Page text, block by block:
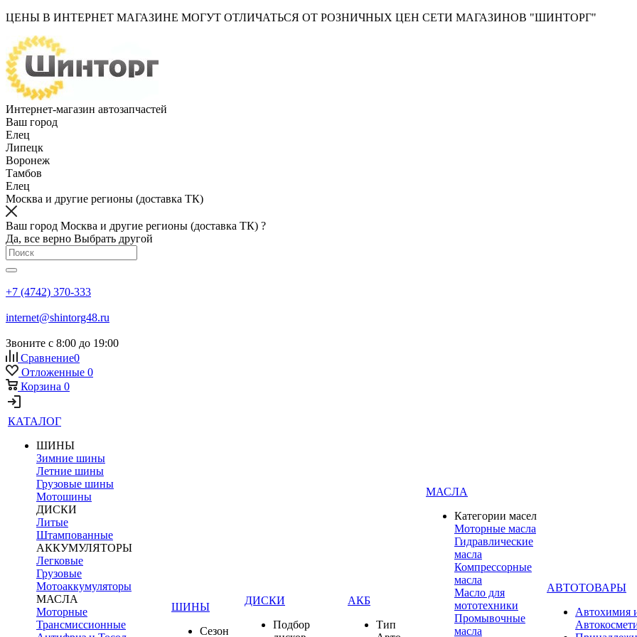
ЦЕНЫ В ИНТЕРНЕТ МАГАЗИНЕ МОГУТ ОТЛИЧАТЬСЯ ОТ РОЗНИЧНЫХ ЦЕН СЕТИ МАГАЗИНОВ "ШИНТОРГ"
Интернет-магазин автозапчастей
Ваш город
Елец
Липецк
Воронеж
Тамбов
Елец
Москва и другие регионы (доставка ТК)
Ваш город Москва и другие регионы (доставка ТК) ?
Да, все верно Выбрать другой
+7 (4742) 370-333
internet@shintorg48.ru
Звоните с 8:00 до 19:00
Сравнение0
Отложенные 0
Корзина 0
КАТАЛОГ
ШИНЫ
Зимние шины
Летние шины
Грузовые шины
Мотошины
ДИСКИ
Литые
Штампованные
АККУМУЛЯТОРЫ
Легковые
Грузовые
Мотоаккумуляторы
МАСЛА
Моторные
Трансмиссионные
ШИНЫ
Сезон
ДИСКИ
Подбор
АКБ
Тип
МАСЛА
Категории масел
Моторные масла
Гидравлические
масла
Компрессорные
масла
Масло для
мототехники
Промывочные
масла
АВТОТОВАРЫ
Автохимия